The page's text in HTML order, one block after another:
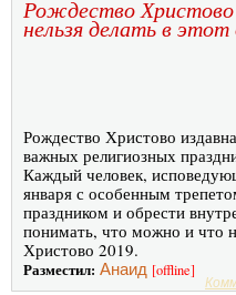
Рождество
нельзя делать в этот
Рождество Христово
важных религиозных
Каждый человек,
января с особенным
праздником и обрести
понимать, что можно и что
Христово 2019.
Разместил: Анаид [offline]